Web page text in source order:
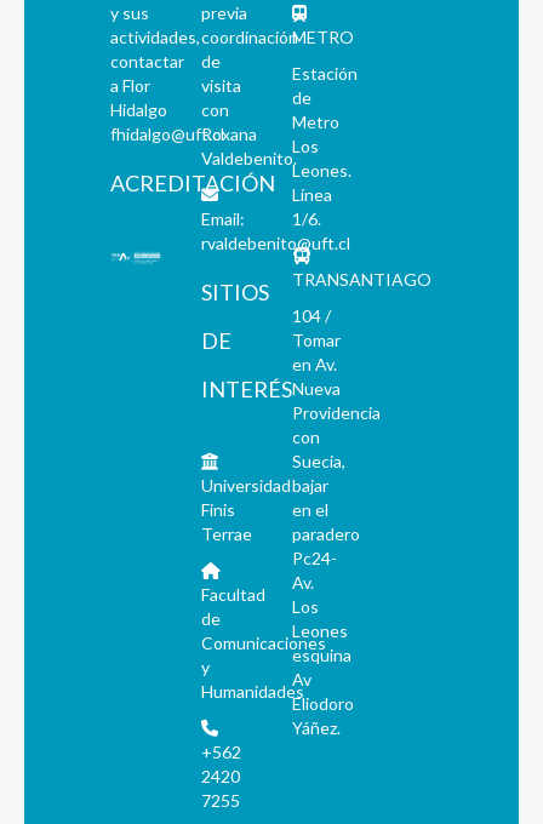
y sus
actividades,
contactar
a Flor
Hidalgo
fhidalgo@uft.cl
ACREDITACIÓN
previa
coordinación
de
visita
con
Roxana
Valdebenito.
Email:
rvaldebenito@uft.cl
SITIOS
DE
INTERÉS
Universidad
Finis
Terrae
Facultad
de
Comunicaciones
y
Humanidades
+562
2420
7255
METRO
Estación
de
Metro
Los
Leones.
Línea
1/6.
TRANSANTIAGO
104 /
Tomar
en Av.
Nueva
Providencia
con
Suecia,
bajar
en el
paradero
Pc24-
Av.
Los
Leones
esquina
Av
Eliodoro
Yáñez.